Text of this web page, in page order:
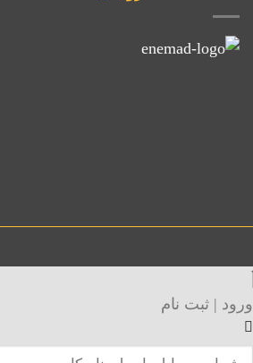
ورود | ثبت نام